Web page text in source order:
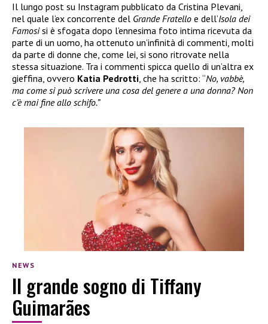
Il lungo post su Instagram pubblicato da Cristina Plevani,
nel quale l’ex concorrente del Grande Fratello e dell’Isola dei
Famosisi è sfogata dopo l’ennesima foto intima ricevuta da
parte di un uomo, ha ottenuto un’infinità di commenti, molti
da parte di donne che, come lei, si sono ritrovate nella
stessa situazione. Tra i commenti spicca quello di un’altra ex
gieffina, ovvero Katia Pedrotti, che ha scritto: “No, vabbè,
ma come si può scrivere una cosa del genere a una donna? Non
c’è mai fine allo schifo.”
NEWS
Il grande sogno di Tiffany
Guimarães